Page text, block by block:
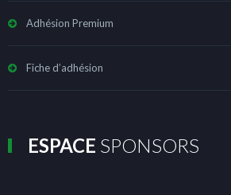
Adhésion Premium
Fiche d’adhésion
ESPACE SPONSORS